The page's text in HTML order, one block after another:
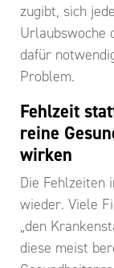
zugibt, sich
Urlaubswoche
dafür
Problem.
Fehlzeit
reine
wirken
Die Fehlzeiten
wieder. Viele
„den
diese meist